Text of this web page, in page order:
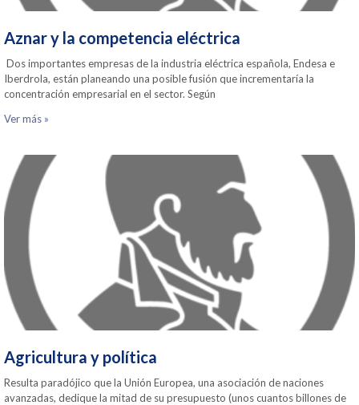
Aznar y la competencia eléctrica
Dos importantes empresas de la industria eléctrica española, Endesa e
Iberdrola, están planeando una posible fusión que incrementaría la
concentración empresarial en el sector. Según
Ver más »
Agricultura y política
Resulta paradójico que la Unión Europea, una asociación de naciones
avanzadas, dedique la mitad de su presupuesto (unos cuantos billones de